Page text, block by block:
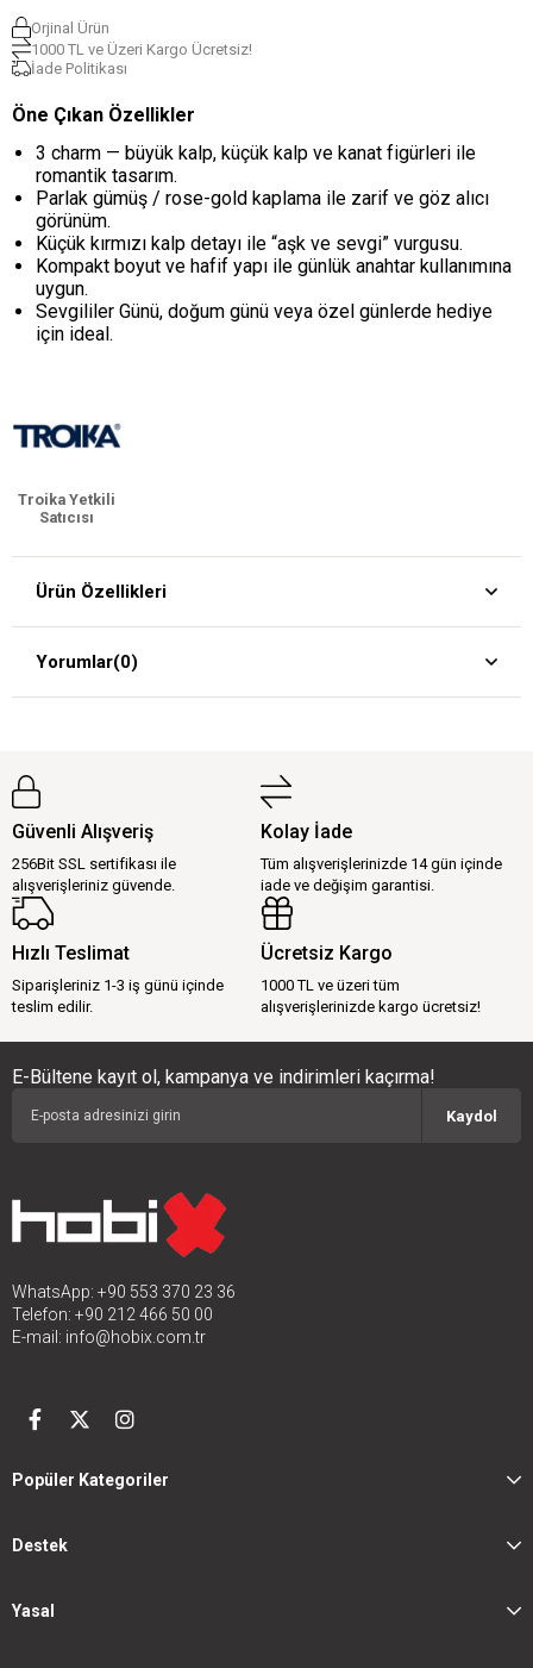
Orjinal Ürün
1000 TL ve Üzeri Kargo Ücretsiz!
İade Politikası
Öne Çıkan Özellikler
3 charm — büyük kalp, küçük kalp ve kanat figürleri ile
romantik tasarım.
Parlak gümüş / rose-gold kaplama ile zarif ve göz alıcı
görünüm.
Küçük kırmızı kalp detayı ile “aşk ve sevgi” vurgusu.
Kompakt boyut ve hafif yapı ile günlük anahtar kullanımına
uygun.
Sevgililer Günü, doğum günü veya özel günlerde hediye
için ideal.
Troika Yetkili
Satıcısı
Ürün Özellikleri
Yorumlar(0)
Güvenli Alışveriş
256Bit SSL sertifikası ile
alışverişleriniz güvende.
Kolay İade
Tüm alışverişlerinizde 14 gün içinde
iade ve değişim garantisi.
Hızlı Teslimat
Siparişleriniz 1-3 iş günü içinde
teslim edilir.
Ücretsiz Kargo
1000 TL ve üzeri tüm
alışverişlerinizde kargo ücretsiz!
E-Bültene kayıt ol, kampanya ve indirimleri kaçırma!
Kaydol
WhatsApp: +90 553 370 23 36
Telefon: +90 212 466 50 00
E-mail: info@hobix.com.tr
Popüler Kategoriler
Destek
Yasal